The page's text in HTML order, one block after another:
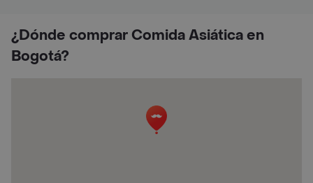
¿Dónde comprar Comida Asiática en
Bogotá?